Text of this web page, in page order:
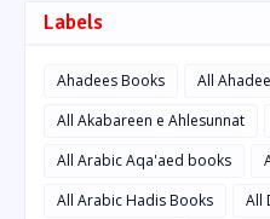
Labels
Ahadees Books
All
All Akabareen e Ahlesunnat
All Arabic Aqa'aed books
All Arabic Hadis Books
All